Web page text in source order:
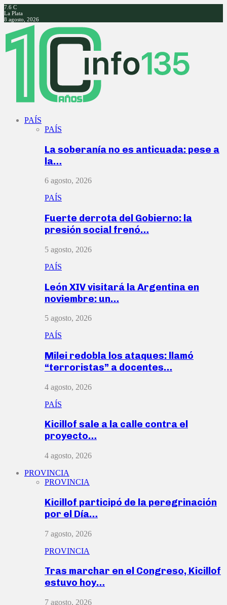
7.6 C
La Plata
8 agosto, 2026
Facebook
Twitter
Instagram
Youtube
PAÍS
PAÍS
La soberanía no es anticuada: pese a
la…
6 agosto, 2026
PAÍS
Fuerte derrota del Gobierno: la
presión social frenó…
5 agosto, 2026
PAÍS
León XIV visitará la Argentina en
noviembre: un…
5 agosto, 2026
PAÍS
Milei redobla los ataques: llamó
“terroristas” a docentes…
4 agosto, 2026
PAÍS
Kicillof sale a la calle contra el
proyecto…
4 agosto, 2026
PROVINCIA
PROVINCIA
Kicillof participó de la peregrinación
por el Día…
7 agosto, 2026
PROVINCIA
Tras marchar en el Congreso, Kicillof
estuvo hoy…
7 agosto, 2026